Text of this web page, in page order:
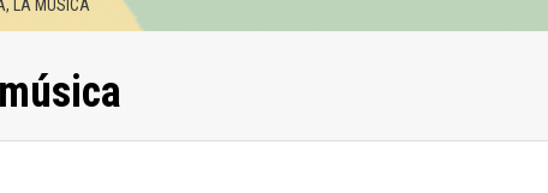
LA MÚSICA